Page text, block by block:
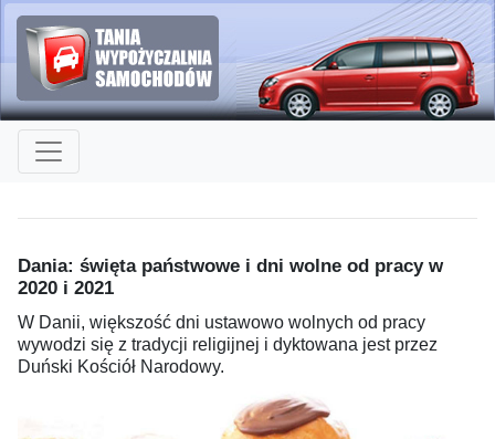
Dania: święta państwowe i dni wolne od pracy w
2020 i 2021
W Danii, większość dni ustawowo wolnych od pracy
wywodzi się z tradycji religijnej i dyktowana jest przez
Duński Kościół Narodowy.